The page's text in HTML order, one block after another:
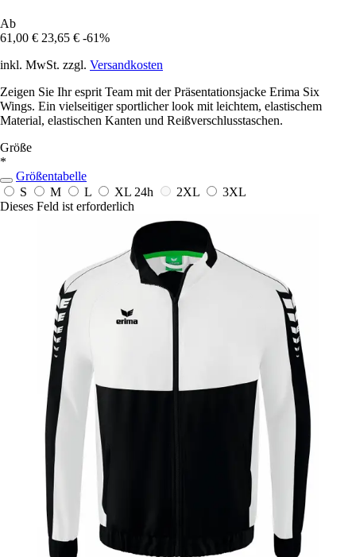
Ab
61,00 € 23,65 € -61%
inkl. MwSt. zzgl. Versandkosten
Zeigen Sie Ihr esprit Team mit der Präsentationsjacke Erima Six
Wings. Ein vielseitiger sportlicher look mit leichtem, elastischem
Material, elastischen Kanten und Reißverschlusstaschen.
Größe
*
Größentabelle
S
M L XL 24h 2XL
3XL
Dieses Feld ist erforderlich